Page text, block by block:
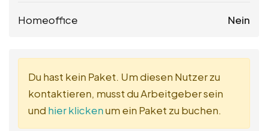
Homeoffice Nein
Du hast kein Paket. Um diesen Nutzer zu
kontaktieren, musst du Arbeitgeber sein
und hier klickenum ein Paket zu buchen.